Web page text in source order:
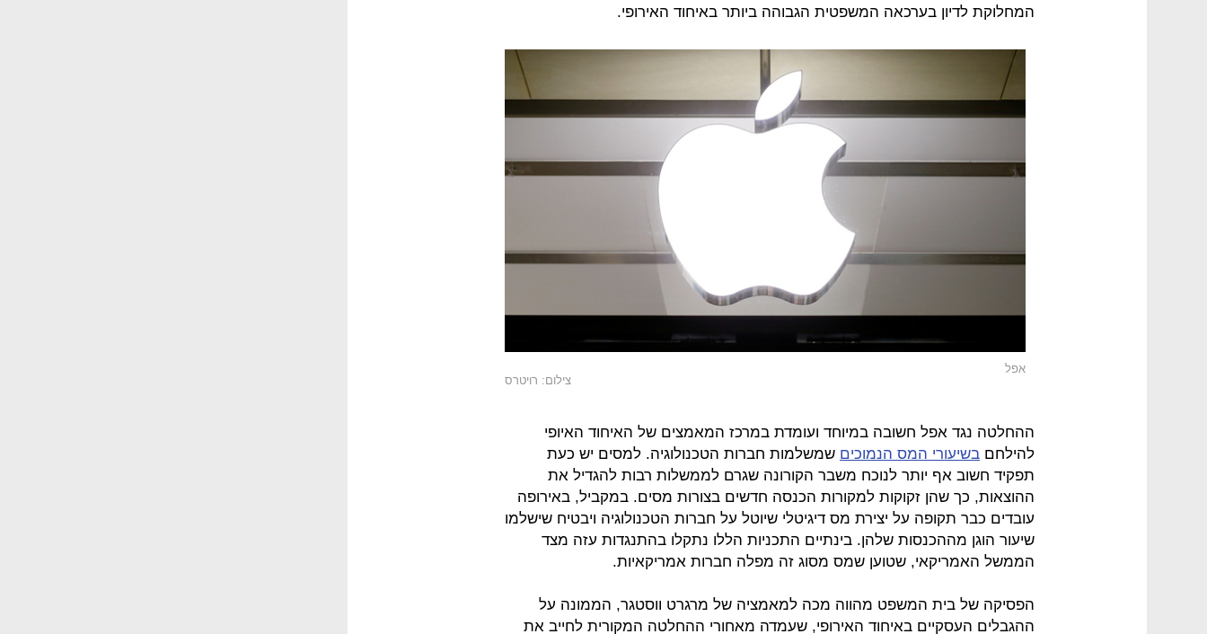
המחלוקת לדיון בערכאה המשפטית הגבוהה ביותר באיחוד האירופי.
אפל
צילום: רויטרס
ההחלטה נגד אפל חשובה במיוחד ועומדת במרכז המאמצים של האיחוד האיופי
להילחם בשיעורי המס הנמוכים שמשלמות חברות הטכנולוגיה. למסים יש כעת
תפקיד חשוב אף יותר לנוכח משבר הקורונה שגרם לממשלות רבות להגדיל את
ההוצאות, כך שהן זקוקות למקורות הכנסה חדשים בצורות מסים. במקביל, באירופה
עובדים כבר תקופה על יצירת מס דיגיטלי שיוטל על חברות הטכנולוגיה ויבטיח שישלמו
שיעור הוגן מההכנסות שלהן. בינתיים התכניות הללו נתקלו בהתנגדות עזה מצד
הממשל האמריקאי, שטוען שמס מסוג זה מפלה חברות אמריקאיות.
הפסיקה של בית המשפט מהווה מכה למאמציה של מרגרט ווסטגר, הממונה על
ההגבלים העסקיים באיחוד האירופי, שעמדה מאחורי ההחלטה המקורית לחייב את